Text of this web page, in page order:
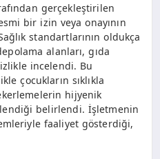
gerçekleştirilen
bir izin veya onayının
standartlarının oldukça
alanları, gıda
incelendi. Bu
çocukların sıklıkla
hijyenik
belirlendi. İşletmenin
faaliyet gösterdiği,